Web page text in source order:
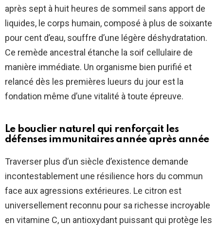
après sept à huit heures de sommeil sans apport de
liquides, le corps humain, composé à plus de soixante
pour cent d’eau, souffre d’une légère déshydratation.
Ce remède ancestral étanche la soif cellulaire de
manière immédiate. Un organisme bien purifié et
relancé dès les premières lueurs du jour est la
fondation même d’une vitalité à toute épreuve.
Le bouclier naturel qui renforçait les
défenses immunitaires année après année
Traverser plus d’un siècle d’existence demande
incontestablement une résilience hors du commun
face aux agressions extérieures. Le citron est
universellement reconnu pour sa richesse incroyable
en vitamine C, un antioxydant puissant qui protège les